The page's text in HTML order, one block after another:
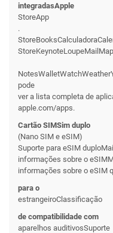
integradasApple
StoreApp
.
pode
ver a lista completa de
apple.com/apps.
Cartão SIMSim duplo
(Nano SIM e eSIM)
Suporte para eSIM
informações sobre o
informações sobre o eSIM
para o
estrangeiroClassificação
de compatibilidade com
aparelhos auditivosSuporte